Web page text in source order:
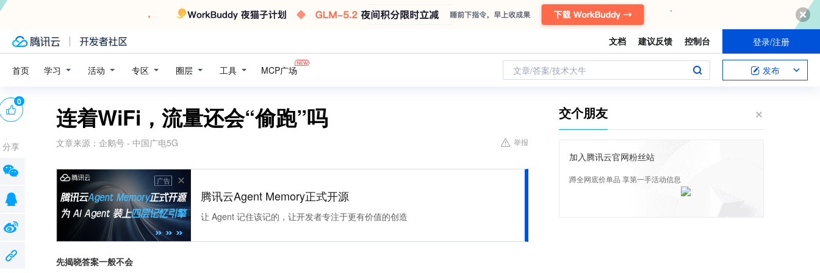
文档 建议反馈 控制台 登录/注册
首页 学习 活动 专区 圈层 工具 MCP广场 文章/答案/技术大牛 发布
连着WiFi，流量还会“偷跑”吗
文章来源： 企鹅号 - 中国广电5G 举报
广告
腾讯云Agent Memory正式开源
让 Agent 记住该记的，让开发者专注于更有价值的创造
先揭晓答案一般不会
0
分享
交个朋友
加入腾讯云官网粉丝站
蹲全网底价单品 享第一手活动信息